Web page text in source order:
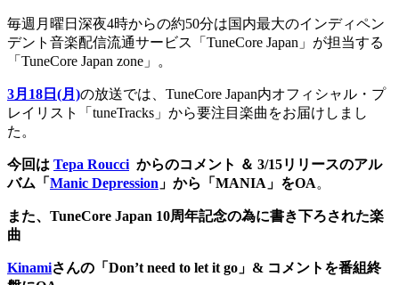
毎週月曜日深夜4時からの約50分は国内最大のインディペン
デント音楽配信流通サービス「TuneCore Japan」が担当する
「TuneCore Japan zone」。
3月18日(月)の放送では、TuneCore Japan内オフィシャル・プ
レイリスト「tuneTracks」から要注目楽曲をお届けしまし
た。
今回は Tepa Roucci からのコメント ＆ 3/15リリースのアル
バム「 Manic Depression 」から「MANIA」をOA。
また、TuneCore Japan 10周年記念の為に書き下ろされた楽
曲
Kinamiさんの「Don’t need to let it go」& コメントを番組終